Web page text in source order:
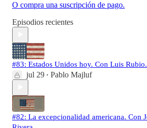
O compra una suscripción de pago.
Episodios recientes
#83: Estados Unidos hoy. Con Luis Rubio.
jul 29 • Pablo Majluf
#82: La excepcionalidad americana. Con